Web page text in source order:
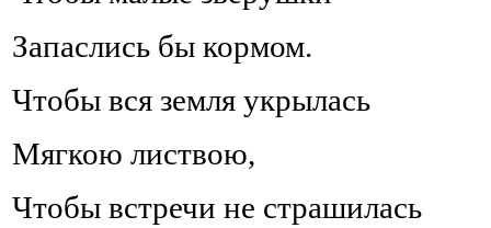
Запаслись бы кормом.
Чтобы вся земля укрылась
Мягкою листвою,
Чтобы встречи не страшилась